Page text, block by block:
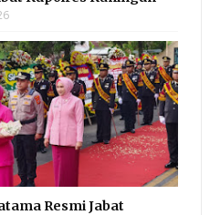
Resmi Jabat